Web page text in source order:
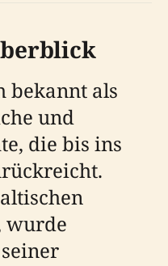
bekannt als
und
die bis ins
wurde